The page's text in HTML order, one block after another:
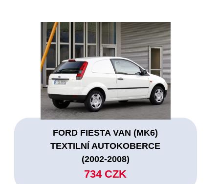
FORD FIESTA VAN (MK6)
TEXTILNÍ AUTOKOBERCE
(2002-2008)
734 CZK